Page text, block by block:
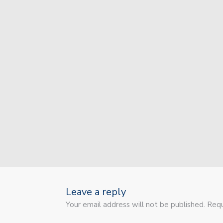
Leave a reply
Your email address will not be published.